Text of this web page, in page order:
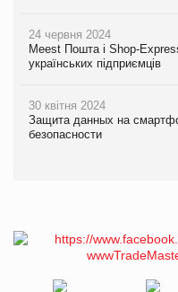
24 червня 2024
Meest Пошта і Shop-
українських підприємців
30 квітня 2024
Защита данных на
безопасности